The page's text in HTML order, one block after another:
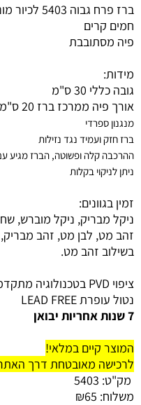
ברז פרח גבוה 5403 לכיור מונח
חמים קרים
פיה מסתובבת
מידות:
גובה כללי 30 ס"מ
אורך פיה ממרכז ברז 20 ס"מ
מנגנון ספרדי
ברז חזק ועמיד נגד נזילות
ההרכבה קלה ופשוטה, הברז מגיע
ניתן לניקוי בקלות
זמין בגוונים:
ניקל מבריק, ניקל מוברש,
זהב מט, לבן מט, זהב מבריק,
בשילוב זהב מט.
ציפוי PVD בטכנולוגיה מתקדמת
נטול עופרת LEAD FREE
7 שנות אחריות יבואן
המוצר קיים במלאי!
לרכישה מאובטחת דרך
מק"ט: 5403
משלוח:
₪65